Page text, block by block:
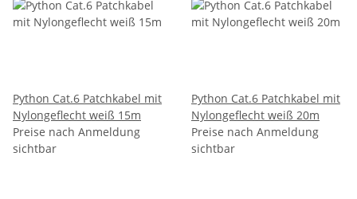
Python Cat.6 Patchkabel mit
Nylongeflecht weiß 15m
Preise nach Anmeldung
sichtbar
Python Cat.6 Patchkabel mit
Nylongeflecht weiß 20m
Preise nach Anmeldung
sichtbar